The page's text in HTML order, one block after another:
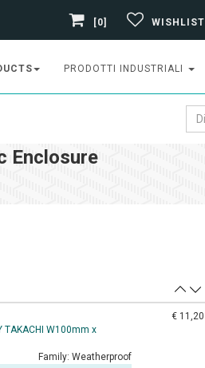
[0] WISHLIST
PRODOTTI INDUSTRIALI
Enclosure
TAKACHI W100mm x
Family: Weatherproof
€ 11,20